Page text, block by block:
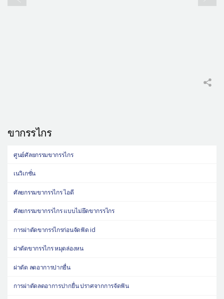
ขากรรไกร
ศูนย์ศัลยกรรมขากรรไกร
เนวิเกชั่น
ศัลยกรรมขากรรไกร ไอดี
ศัลยกรรมขากรรไกร แบบไม่ยึดขากรรไกร
การผ่าตัดขากรรไกรก่อนจัดฟัด id
ผ่าตัดขากรรไกร หมุดล่องหน
ผ่าตัด ลดอาการปากยื่น
การผ่าตัดลดอาการปากยื่น ปราศจากการจัดฟัน